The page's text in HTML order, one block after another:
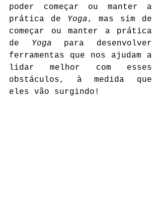
poder começar ou manter a
prática de Yoga, mas sim de
começar ou manter a prática
de Yoga para desenvolver
ferramentas que nos ajudam a
lidar melhor com esses
obstáculos, à medida que
eles vão surgindo!